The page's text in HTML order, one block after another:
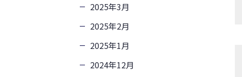
2025年3月
2025年2月
2025年1月
2024年12月